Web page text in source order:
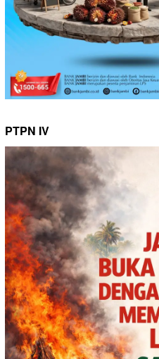
PTPN IV